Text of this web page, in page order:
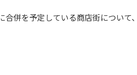
合併を予定している商店街につい